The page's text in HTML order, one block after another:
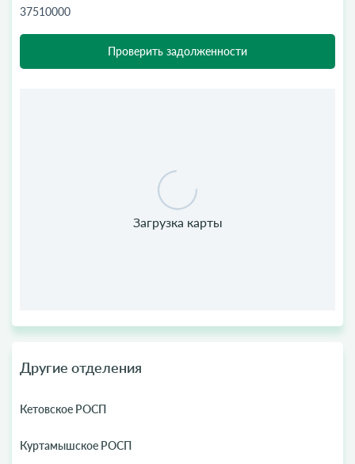
37510000
Проверить задолженности
Другие отделения
Кетовское РОСП
Куртамышское РОСП